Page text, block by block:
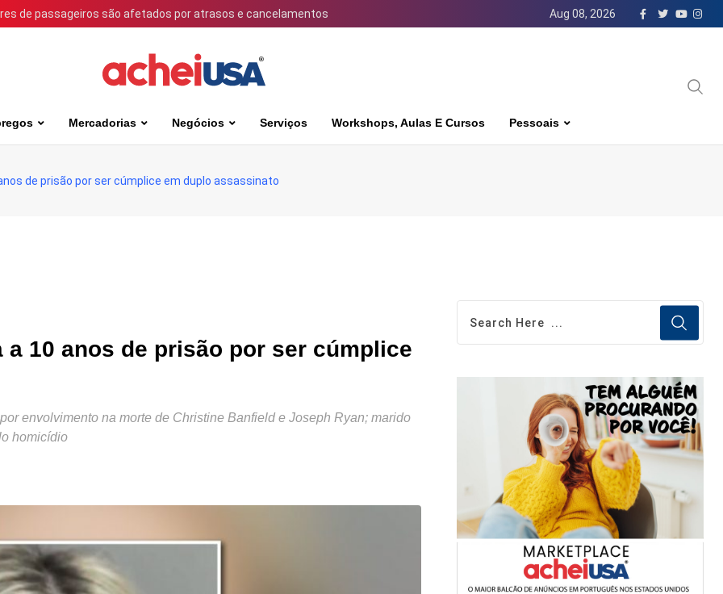
de passageiros são afetados por atrasos e cancelamentos Aug 08, 2026
Mercadorias Negócios Serviços Workshops, Aulas E Cursos Pessoais
de prisão por ser cúmplice em duplo assassinato
10 anos de prisão por ser cúmplice
envolvimento na morte de Christine Banfield e Joseph Ryan; marido
homicídio